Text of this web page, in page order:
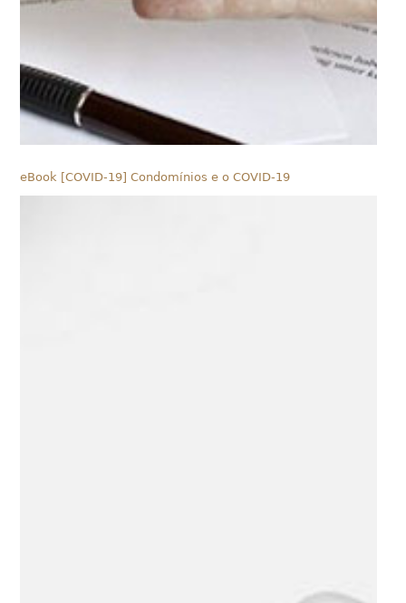
eBook [COVID-19] Condomínios e o COVID-19